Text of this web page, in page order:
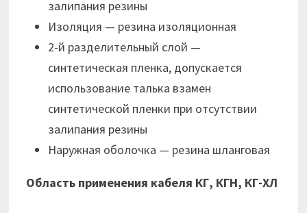
залипания резины
Изоляция — резина изоляционная
2-й разделительный слой —
синтетическая пленка, допускается
использование талька взамен
синтетической пленки при отсутствии
залипания резины
Наружная оболочка — резина шланговая
Область применения кабеля КГ, КГН, КГ-ХЛ